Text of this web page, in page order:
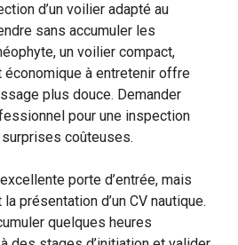
d’un voilier adapté au
sans accumuler les
un voilier compact,
à entretenir offre
plus douce. Demander
pour une inspection
coûteuses.
porte d’entrée, mais
présentation d’un CV nautique.
quelques heures